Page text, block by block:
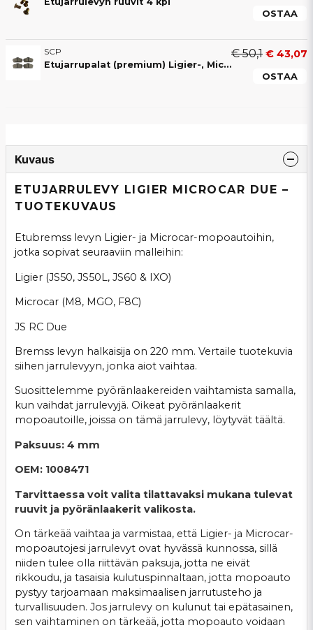
OSTAA
SCP
Etujarrupalat (premium) Ligier-, Microcar-, Chatenet- ja JDM-ajoneuvoihin, keraamisella jarrupinnalla
€ 50,1 € 43,07
OSTAA
Kuvaus
ETUJARRULEVY LIGIER MICROCAR DUE –
TUOTEKUVAUS
Etubremss levyn Ligier- ja Microcar-mopoautoihin,
jotka sopivat seuraaviin malleihin:
Ligier (JS50, JS50L, JS60 & IXO)
Microcar (M8, MGO, F8C)
JS RC Due
Bremss levyn halkaisija on 220 mm. Vertaile tuotekuvia
siihen jarrulevyyn, jonka aiot vaihtaa.
Suosittelemme pyöränlaakereiden vaihtamista samalla,
kun vaihdat jarrulevyjä. Oikeat pyöränlaakerit
mopoautoille, joissa on tämä jarrulevy, löytyvät täältä.
Paksuus: 4 mm
OEM: 1008471
Tarvittaessa voit valita tilattavaksi mukana tulevat
ruuvit ja pyöränlaakerit valikosta.
On tärkeää vaihtaa ja varmistaa, että Ligier- ja Microcar-
mopoautojesi jarrulevyt ovat hyvässä kunnossa, sillä
niiden tulee olla riittävän paksuja, jotta ne eivät
rikkoudu, ja tasaisia kulutuspinnaltaan, jotta mopoauto
pystyy tarjoamaan maksimaalisen jarrutusteho ja
turvallisuuden. Jos jarrulevy on kulunut tai epätasainen,
sen vaihtaminen on tärkeää, jotta mopoauto voidaan